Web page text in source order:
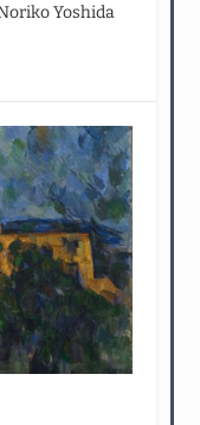
Yoshida